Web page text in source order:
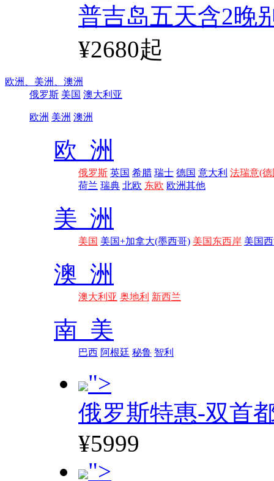
普吉岛五天含2晚
¥2680起
欧洲、 美洲、 澳洲
俄罗斯 美国 澳大利亚
欧洲 美洲 澳洲
欧 洲
俄罗斯 英国 希腊 瑞士 德国 意大利 法瑞意(德
荷兰 瑞典 北欧 东欧 欧洲其他
美 洲
美国 美国+加拿大(墨西哥) 美国东西岸 美国
澳 洲
澳大利亚 奥地利 新西兰
南 美
巴西 阿根廷 秘鲁 智利
">
俄罗斯特惠-双首
¥5999
">